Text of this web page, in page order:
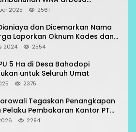
2025 2561
dan Dicemarkan Nama
Laporkan Oknum Kades dan
2024 2554
5 Ha di Desa Bahodopi
untuk Seluruh Umat
2375
Tegaskan Penangkapan
Pembakaran Kantor PT
Prosedur
2294